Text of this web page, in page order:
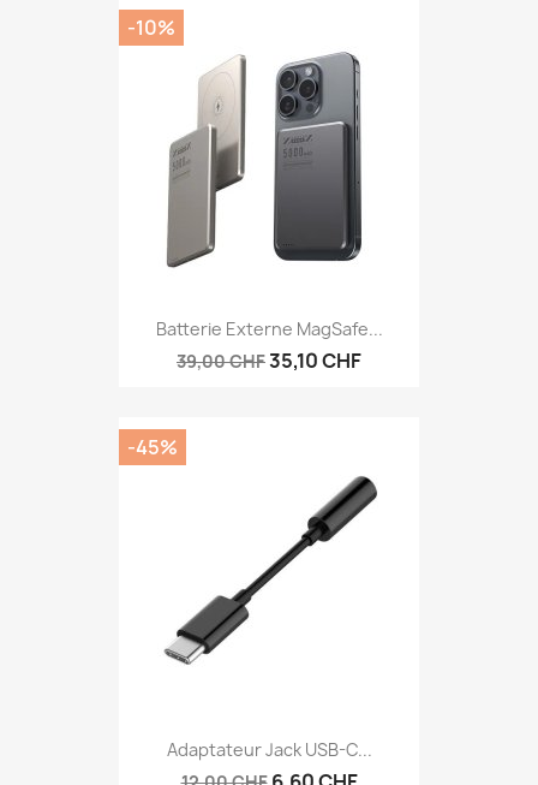
Batterie Externe MagSafe...
39,00 CHF35,10 CHF
-10%
Adaptateur Jack USB-C...
-45%